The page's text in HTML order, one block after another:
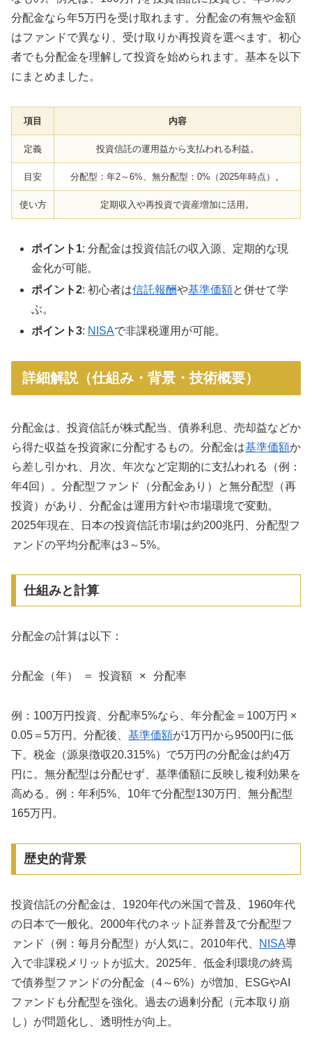
分配金なら年5万円を受け取れます。分配金の有無や金額
はファンドで異なり、受け取りか再投資を選べます。初心
者でも分配金を理解して投資を始められます。基本を以下
にまとめました。
項目 内容
定義 投資信託の運用益から支払われる利益。
目安 分配型：年2～6%、無分配型：0%（2025年時点）。
使い方 定期収入や再投資で資産増加に活用。
ポイント1: 分配金は投資信託の収入源、定期的な現
金化が可能。
ポイント2: 初心者は信託報酬や基準価額と併せて学
ぶ。
ポイント3: NISAで非課税運用が可能。
詳細解説（仕組み・背景・技術概要）
分配金は、投資信託が株式配当、債券利息、売却益などか
ら得た収益を投資家に分配するもの。分配金は基準価額か
ら差し引かれ、月次、年次など定期的に支払われる（例：
年4回）。分配型ファンド（分配金あり）と無分配型（再
投資）があり、分配金は運用方針や市場環境で変動。
2025年現在、日本の投資信託市場は約200兆円、分配型フ
ァンドの平均分配率は3～5%。
仕組みと計算
分配金の計算は以下：
分配金（年） = 投資額 × 分配率
例：100万円投資、分配率5%なら、年分配金＝100万円 ×
0.05＝5万円。分配後、 基準価額が1万円から9500円に低
下。税金（源泉徴収20.315%）で5万円の分配金は約4万
円に。無分配型は分配せず、基準価額に反映し複利効果を
高める。例：年利5%、10年で分配型130万円、無分配型
165万円。
歴史的背景
投資信託の分配金は、1920年代の米国で普及、1960年代
の日本で一般化。2000年代のネット証券普及で分配型フ
ァンド（例：毎月分配型）が人気に。2010年代、
NISA導
入で非課税メリットが拡大。2025年、低金利環境の終焉
で債券型ファンドの分配金（4～6%）が増加、ESGやAI
ファンドも分配型を強化。過去の過剰分配（元本取り崩
し）が問題化し、透明性が向上。